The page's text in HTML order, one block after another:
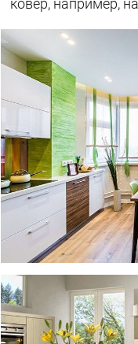
ковер, например,